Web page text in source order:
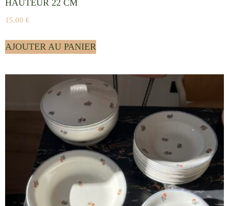
HAUTEUR 22 CM
15,00 €
AJOUTER AU PANIER